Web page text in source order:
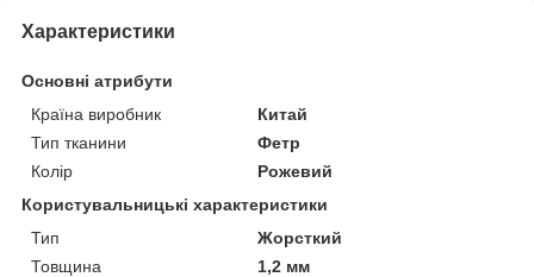
Характеристики
Основні атрибути
Країна виробник
Китай
Тип тканини
Фетр
Колір
Рожевий
Користувальницькі характеристики
Тип
Жорсткий
Товщина
1,2 мм